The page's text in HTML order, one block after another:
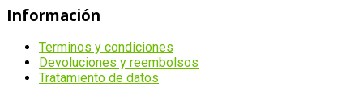
Información
Terminos y condiciones
Devoluciones y reembolsos
Tratamiento de datos